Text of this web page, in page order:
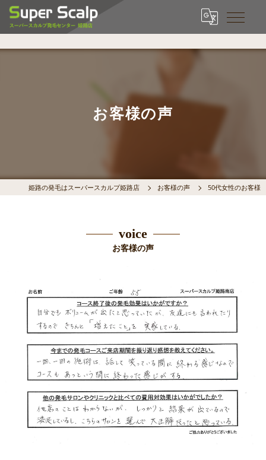
お客様の声
姫路の発毛はスーパースカルプ姫路店 お客様の声 50代女性のお客様
お客様の声
voice